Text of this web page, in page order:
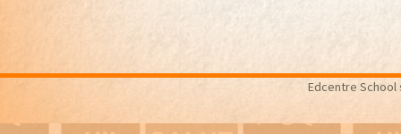
Edcentre School